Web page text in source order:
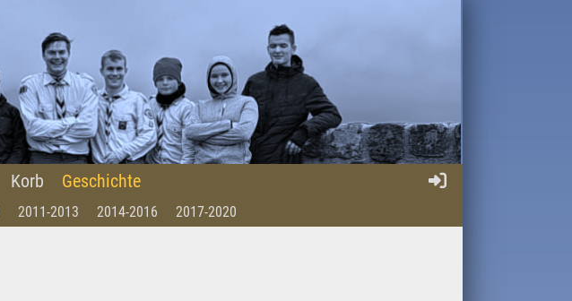
Korb Geschichte
2011-2013 2014-2016
2017-2020